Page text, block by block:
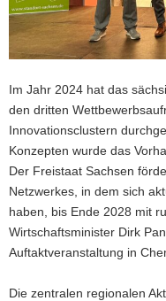
Im Jahr 2024 hat das
den dritten
Innovationsclustern
Konzepten wurde das
Der Freistaat Sachsen
Netzwerkes, in dem sich
haben, bis Ende 2028 mit
Wirtschaftsminister Dirk
Auftaktveranstaltung in
Die zentralen regionalen